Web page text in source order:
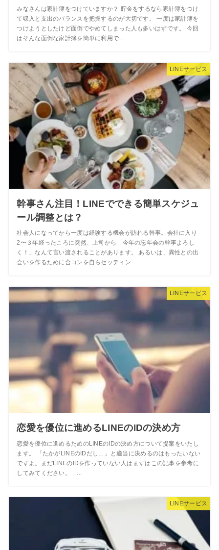
みなさんは家計簿をつけていますか？ 貯金をするなら家計簿をつけ
て収入と支出のバランスを把握するのが大切です。 一度は家計簿を
つけようとしたけど面倒でやめてしまった人も多いはずです。 今回
はそんな面倒な家計簿を簡単に利用で...
LINEサービス
幹事さん注目！LINEでできる簡単スケジュ
ール調整とは？
社会人になってから一度は経験する機会が訪れる幹事。会社に入り
2〜３年経ったころに突然、上司から「今年の忘年会の幹事よろし
く！」なんて言い渡されることがあります。 あるいは、異性との出
会いを作るために合コンを自らセッティン...
LINEサービス
恋愛を優位に進めるLINEのIDの決め方
恋愛を優位に進めるためのLINEのIDの決め方について提案をいたし
ます。 「たかがLINEのIDだし…」と適当に決めるのはもったいない
ですよ。まだLINEのIDを作っていない人はまずはこの記事を参考に
してみてください。 ...
LINEサービス